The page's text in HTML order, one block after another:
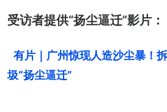
受访者提供“扬尘逼迁”影片：
有片｜广州惊现人造沙尘暴！
圾“扬尘逼迁”